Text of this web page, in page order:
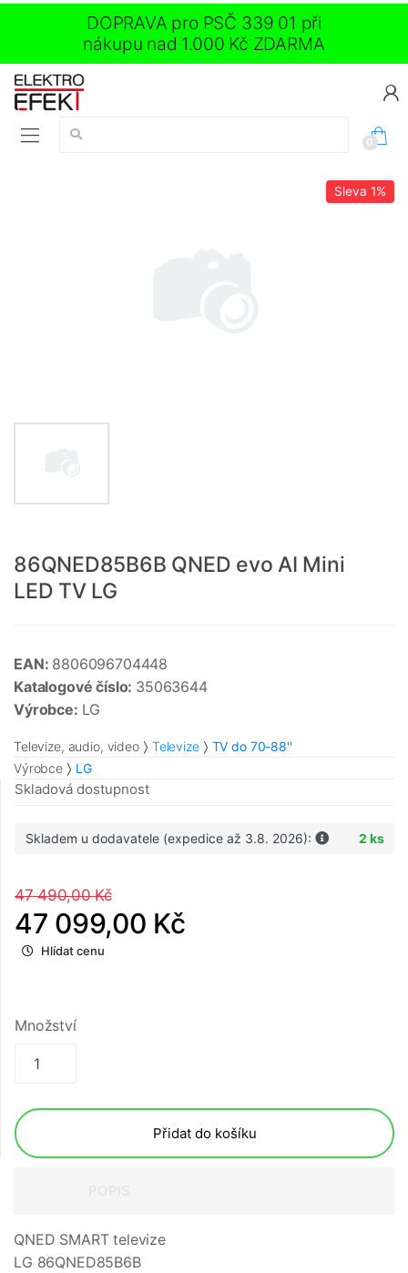
DOPRAVA pro PSČ 339 01 při
nákupu nad 1.000 Kč ZDARMA
Vyhledávání:
0
Sleva 1%
86QNED85B6B QNED evo AI Mini
LED TV LG
EAN: 8806096704448
Katalogové číslo: 35063644
Výrobce: LG
Televize, audio, video Televize
TV do 70-88''
Výrobce
LG
Skladová dostupnost
Skladem u dodavatele (expedice až 3.8. 2026): 2 ks
47 490,00 Kč
47 099,00 Kč
Hlídat cenu
Množství
Přidat do košíku
QNED SMART televize
LG 86QNED85B6B